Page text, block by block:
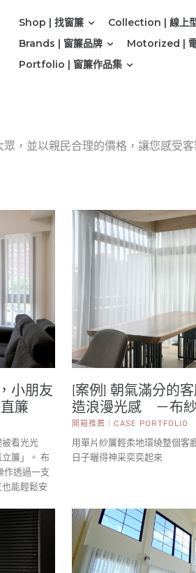
Shop | 找窗簾
Collection | 線上
Brands | 窗簾品牌
Motorized |
Portfolio | 窗簾作品集
，並以親民合理的價格，讓您感受
小朋友
簾
看光光
簾」。 布
作透過一支
能輕鬆安
[案例] 朝氣滿分的
造浪漫光感 －布
開箱推薦｜CASE PORTFOLIO
用單片紗簾輕柔地環繞整個客
日子曬得神采奕奕起來